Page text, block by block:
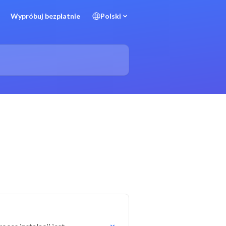
Wypróbuj bezpłatnie Polski